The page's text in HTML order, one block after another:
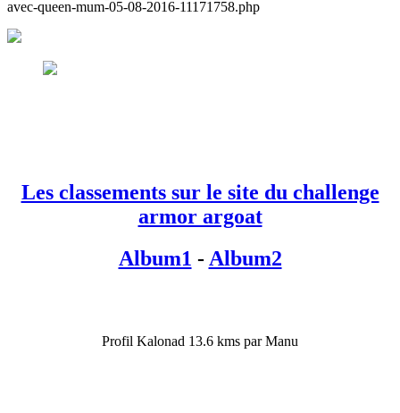
avec-queen-mum-05-08-2016-11171758.php
Les classements sur le site du challenge
armor argoat
Album1 - Album2
Profil Kalonad 13.6 kms par Manu